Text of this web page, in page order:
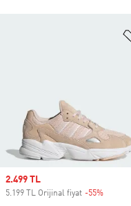
Sale price
2.499 TL
5.199 TL Orijinal fiyat -55%